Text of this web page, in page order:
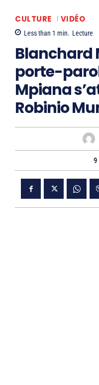
CULTURE VIDÉO
Less than 1 min. Lecture
Blanchard
porte-
Mpiana
Robinio
9